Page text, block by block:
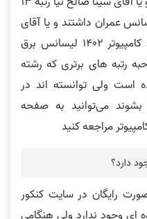
از پایه ضعیف تا شریف
نظر رتبه 16: کیفیت تدریس خیلی عالی
بود
کامپیوتر 1401 لیسانس عمران داشتند و یا آقای
پویا فلاح رتبه 2 کنکور ارشد کامپیوتر 1402 لیسانس برق
رتبه های برتری که رشته
است ولی توانسته اند در
بشوند می‌توانید به صفحه
مراجعه کنید
دارد؟
رایگان در سایت کنکور
ای وجود ندارد ولی هنگامی